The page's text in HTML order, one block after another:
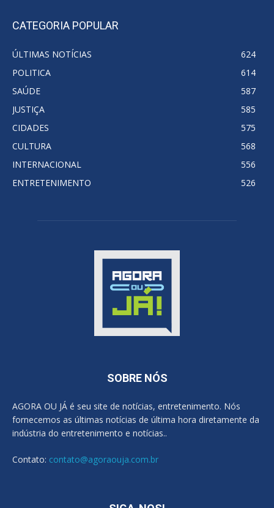
CATEGORIA POPULAR
ÚLTIMAS NOTÍCIAS
624
POLITICA
614
SAÚDE
587
JUSTIÇA
585
CIDADES
575
CULTURA
568
INTERNACIONAL
556
ENTRETENIMENTO
526
SOBRE NÓS
AGORA OU JÁ é seu site de notícias, entretenimento. Nós
fornecemos as últimas notícias de última hora diretamente da
indústria do entretenimento e notícias..
Contato: contato@agoraouja.com.br